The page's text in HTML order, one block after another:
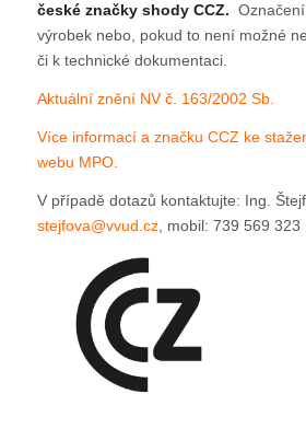
české značky shody CCZ.
výrobek nebo, pokud to není možné
či k technické dokumentaci.
Aktuální znění NV č. 163/2002 Sb.
Více informací a značku CCZ ke
webu MPO.
V případě dotazů kontaktujte: Ing.
stejfova@vvud.cz, mobil: 739 569 323